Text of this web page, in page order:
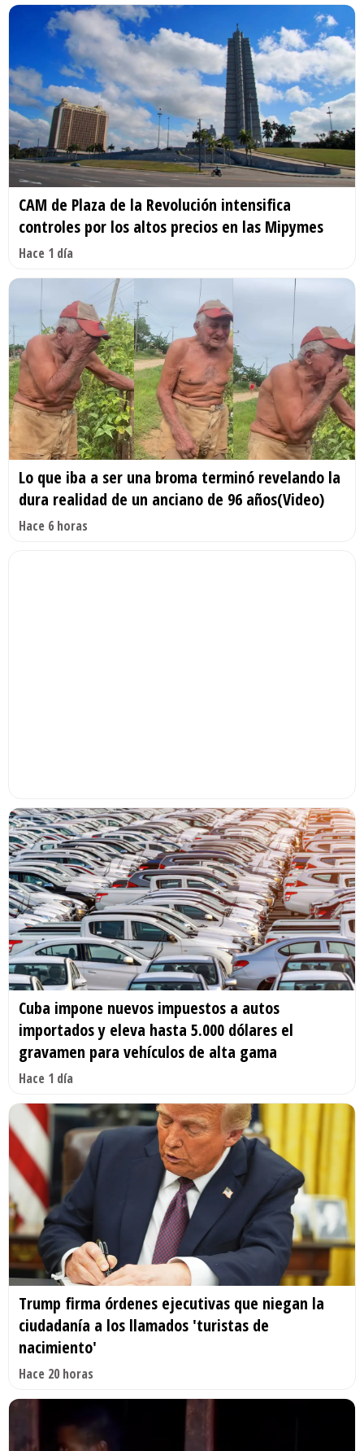
CAM de Plaza de la Revolución intensifica
controles por los altos precios en las Mipymes
Hace 1 día
Lo que iba a ser una broma terminó revelando la
dura realidad de un anciano de 96 años(Video)
Hace 6 horas
Cuba impone nuevos impuestos a autos
importados y eleva hasta 5.000 dólares el
gravamen para vehículos de alta gama
Hace 1 día
Trump firma órdenes ejecutivas que niegan la
ciudadanía a los llamados 'turistas de
nacimiento'
Hace 20 horas